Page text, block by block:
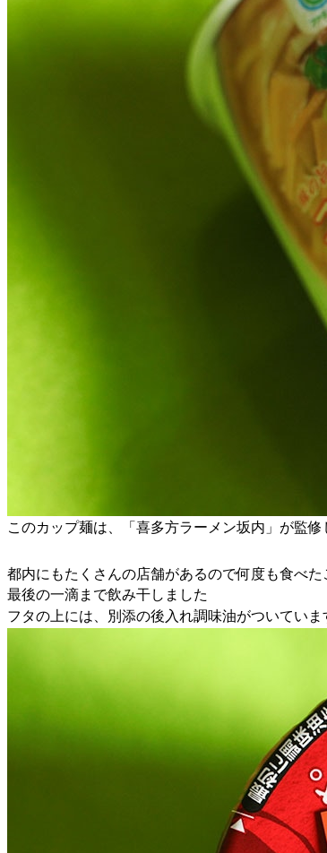
このカップ麺は、「喜多方ラーメン坂内」が監
都内にもたくさんの店舗があるので何度も食べ
最後の一滴まで飲み干しました
フタの上には、別添の後入れ調味油がついていま